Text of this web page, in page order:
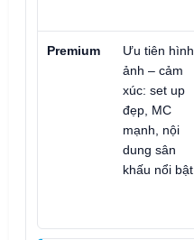
Premium
Ưu tiên hình
ảnh – cảm
xúc: set up
đẹp, MC
mạnh, nội
dung sân
khấu nổi bật.